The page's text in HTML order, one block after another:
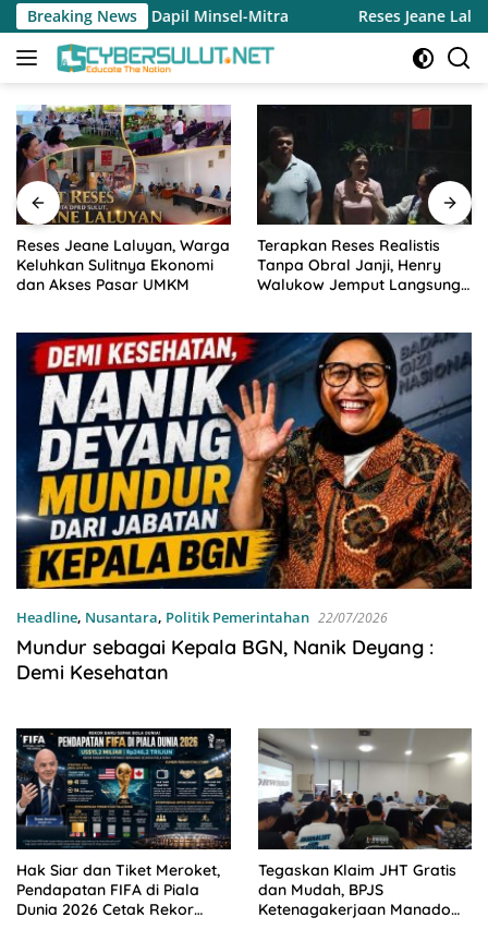
Langsung
ke
konten
Breaking News
Minsel-Mitra Reses Jeane Laluyan, Warga
Reses Jeane Laluyan, Warga
Keluhkan Sulitnya Ekonomi
dan Akses Pasar UMKM
Terapkan Reses Realistis
Tanpa Obral Janji, Henry
Walukow Jemput Langsung
Headline, Nusantara, Politik Pemerintahan 22/07/2026
Mundur sebagai Kepala BGN, Nanik Deyang :
Demi Kesehatan
Hak Siar dan Tiket Meroket,
Pendapatan FIFA di Piala
Dunia 2026 Cetak Rekor
Tegaskan Klaim JHT Gratis
dan Mudah, BPJS
Ketenagakerjaan Manado